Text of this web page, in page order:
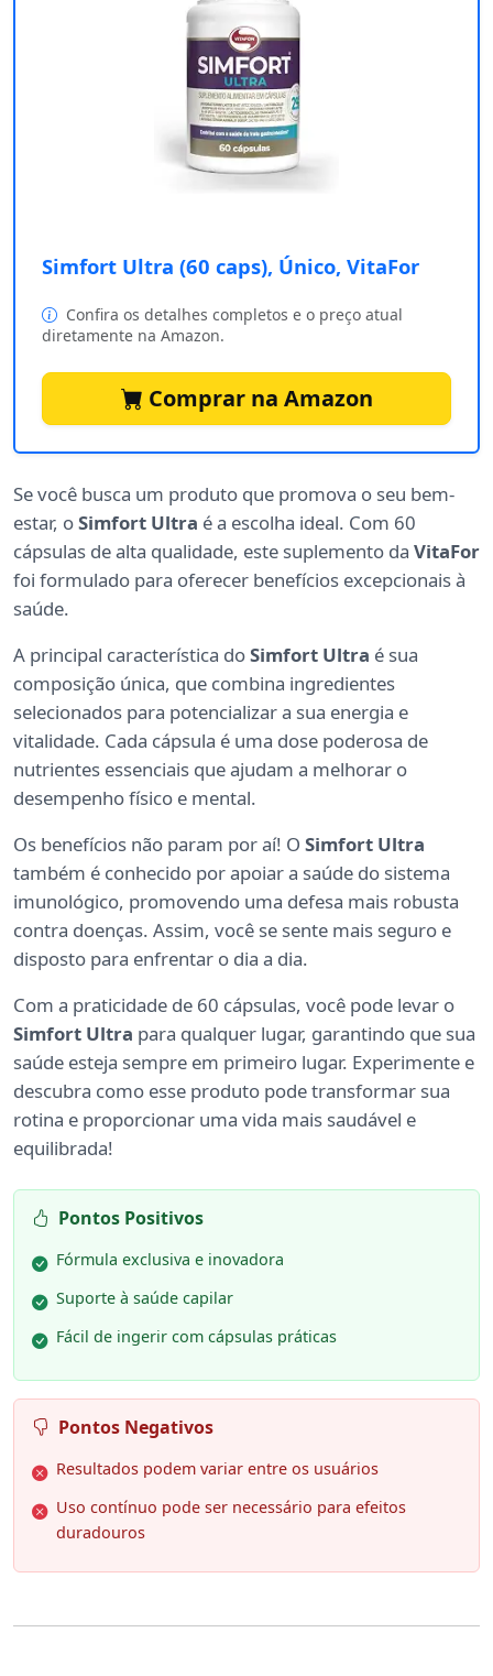
Simfort Ultra (60 caps), Único, VitaFor
Confira os detalhes completos e o preço atual
diretamente na Amazon.
Comprar na Amazon
Se você busca um produto que promova o seu bem-
estar, oSimfort Ultra é a escolha ideal. Com 60
cápsulas de alta qualidade, este suplemento da VitaFor
foi formulado para oferecer benefícios excepcionais à
saúde.
A principal característica doSimfort Ultra é sua
composição única, que combina ingredientes
selecionados para potencializar a sua energia e
vitalidade. Cada cápsula é uma dose poderosa de
nutrientes essenciais que ajudam a melhorar o
desempenho físico e mental.
Os benefícios não param por aí! O Simfort Ultra
também é conhecido por apoiar a saúde do sistema
imunológico, promovendo uma defesa mais robusta
contra doenças. Assim, você se sente mais seguro e
disposto para enfrentar o dia a dia.
Com a praticidade de 60 cápsulas, você pode levar o
Simfort Ultra para qualquer lugar, garantindo que sua
saúde esteja sempre em primeiro lugar. Experimente e
descubra como esse produto pode transformar sua
rotina e proporcionar uma vida mais saudável e
equilibrada!
Pontos Positivos
Fórmula exclusiva e inovadora
Suporte à saúde capilar
Fácil de ingerir com cápsulas práticas
Pontos Negativos
Resultados podem variar entre os usuários
Uso contínuo pode ser necessário para efeitos
duradouros